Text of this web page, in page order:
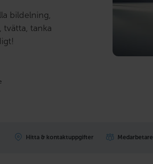
bildelning,
tanka
Hitta & kontaktuppgifter Medarbetare